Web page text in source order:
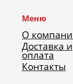
Меню
О
Доставка и
оплата
Контакты